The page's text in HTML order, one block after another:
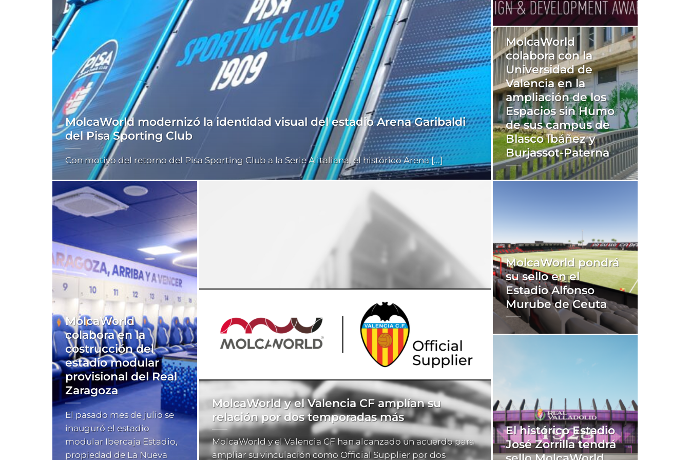
MolcaWorld modernizó la identidad visual del estadio Arena Garibaldi
del Pisa Sporting Club
Con motivo del retorno del Pisa Sporting Club a la Serie A italiana, el histórico Arena [...]
MolcaWorld
colabora con la
Universidad de
Valencia en la
ampliación de los
Espacios sin Humo
de sus campus de
Blasco Ibáñez y
Burjassot-Paterna
MolcaWorld
colabora en la
costrucción del
estadio modular
provisional del Real
Zaragoza
El pasado mes de julio se
inauguró el estadio
modular Ibercaja Estadio,
propiedad de La Nueva
MolcaWorld y el Valencia CF amplían su
relación por dos temporadas más
MolcaWorld y el Valencia CF han alcanzado un acuerdo para
ampliar su vinculación como Official Supplier por dos
MolcaWorld pondrá
su sello en el
Estadio Alfonso
Murube de Ceuta
El histórico Estadio
José Zorrilla tendrá